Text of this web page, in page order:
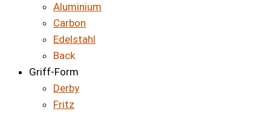
Aluminium
Carbon
Edelstahl
Back
Griff-Form
Derby
Fritz